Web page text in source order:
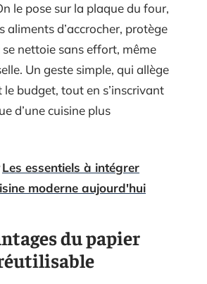
le pose sur la plaque du four,
aliments d’accrocher, protège
se nettoie sans effort, même
Un geste simple, qui allège
le budget, tout en s’inscrivant
d’une cuisine plus
Les essentiels à intégrer
moderne aujourd'hui
du papier